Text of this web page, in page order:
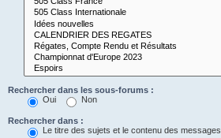
Rechercher dans les sous-forums :
Oui
Non
Rechercher dans :
Le titre des sujets et le contenu des messages